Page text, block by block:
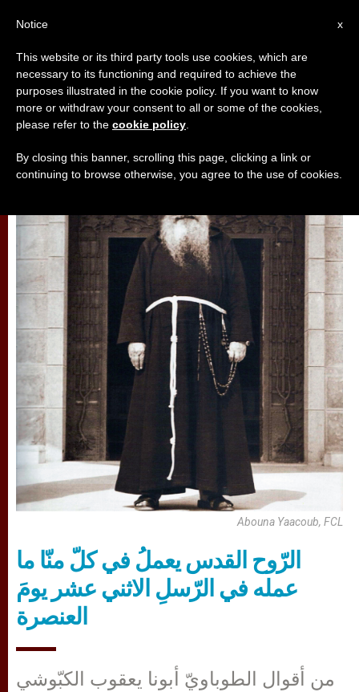
تأمّلات ,قديسون وطوباويون
Abouna Yaacoub, FCL
الرّوح القدس يعملُ في كلّ منّا ما
عمله في الرّسلِ الاثني عشر يومَ
العنصرة
من أقوال الطوباويّ أبونا يعقوب الكبّوشي
x
Notice
This website or its third party tools use cookies, which are
necessary to its functioning and required to achieve the
purposes illustrated in the cookie policy. If you want to know
more or withdraw your consent to all or some of the cookies,
please refer to the cookie policy
By closing this banner, scrolling this page, clicking a link or
continuing to browse otherwise, you agree to the use of cookies.